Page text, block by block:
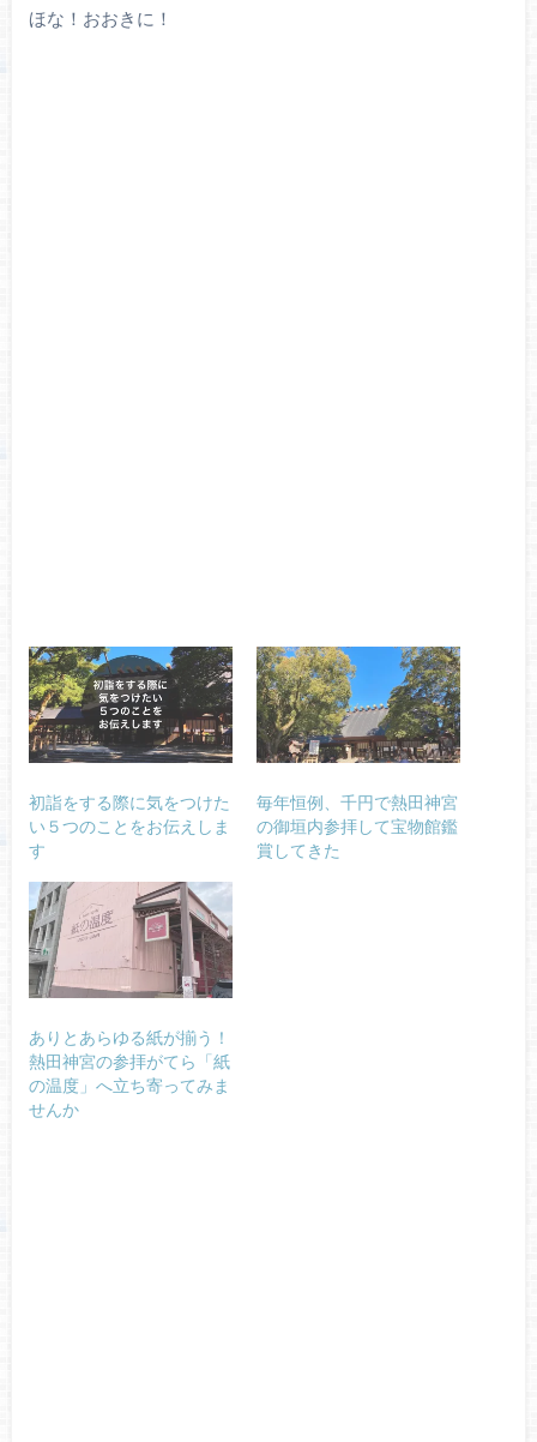
ほな！おおきに！
初詣をする際に気をつけた
い５つのことをお伝えしま
す
毎年恒例、千円で熱田神宮
の御垣内参拝して宝物館鑑
賞してきた
ありとあらゆる紙が揃う！
熱田神宮の参拝がてら「紙
の温度」へ立ち寄ってみま
せんか